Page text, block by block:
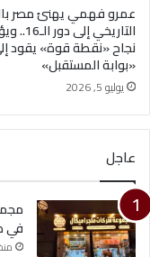
عمرو فهمي يهنئ مصر
التاريخي إلى
نجاح «نقطة قوة» يقود
«بوابة المستقبل»
يوليو 5, 2026
عاجل
في
منذ 5